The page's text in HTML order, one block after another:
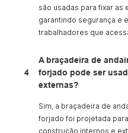
são usadas para fixar as
garantindo segurança e
trabalhadores que
4
A braçadeira de
forjado pode ser
externas?
Sim, a braçadeira de
forjado foi projetada
construção internos e